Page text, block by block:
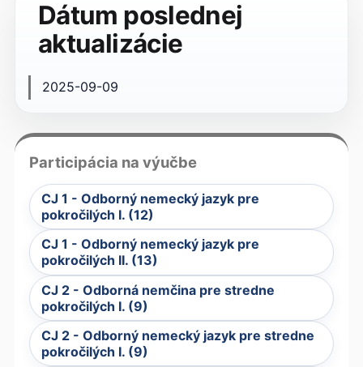
Dátum poslednej
aktualizácie
2025-09-09
Participácia na výučbe
CJ 1 - Odborný nemecký jazyk pre
pokročilých I. (12)
CJ 1 - Odborný nemecký jazyk pre
pokročilých II. (13)
CJ 2 - Odborná nemčina pre stredne
pokročilých I. (9)
CJ 2 - Odborný nemecký jazyk pre stredne
pokročilých I. (9)